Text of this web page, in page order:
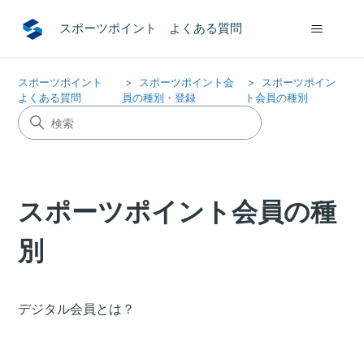
スポーツポイント よくある質問
スポーツポイント
よくある質問
スポーツポイント会
員の種別・登録
スポーツポイン
ト会員の種別
スポーツポイント会員の種
別
デジタル会員とは？